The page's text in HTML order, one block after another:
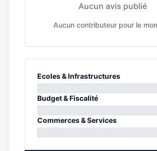
Aucun avis publié
Aucun contributeur pour le
Ecoles & Infrastructures
0%
Budget & Fiscalité
0%
Commerces & Services